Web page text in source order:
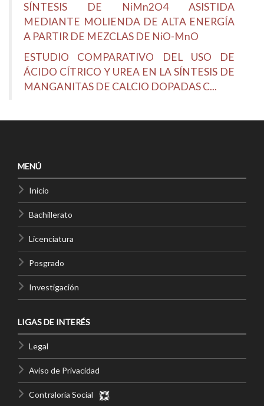
SÍNTESIS DE NiMn2O4 ASISTIDA
MEDIANTE MOLIENDA DE ALTA ENERGÍA
A PARTIR DE MEZCLAS DE NiO-MnO
ESTUDIO COMPARATIVO DEL USO DE
ÁCIDO CÍTRICO Y UREA EN LA SÍNTESIS DE
MANGANITAS DE CALCIO DOPADAS C...
MENÚ
Inicio
Bachillerato
Licenciatura
Posgrado
Investigación
LIGAS DE INTERÉS
Legal
Aviso de Privacidad
Contraloría Social